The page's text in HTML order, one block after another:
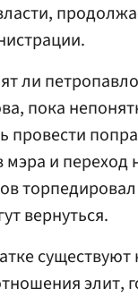
ли
пока
провести
и переход
вернуться.
элит,